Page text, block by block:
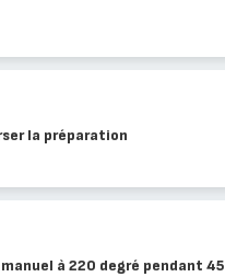
la préparation
à 220 degré pendant 45